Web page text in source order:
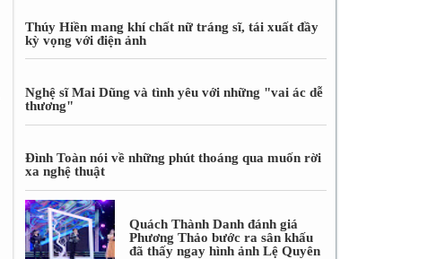
Thúy Hiền mang khí chất nữ tráng sĩ, tái xuất đầy
kỳ vọng với điện ảnh
Nghệ sĩ Mai Dũng và tình yêu với những "vai ác dễ
thương"
Đình Toàn nói về những phút thoáng qua muốn rời
xa nghệ thuật
Quách Thành Danh đánh giá
Phương Thảo bước ra sân khấu
đã thấy ngay hình ảnh Lệ Quyên